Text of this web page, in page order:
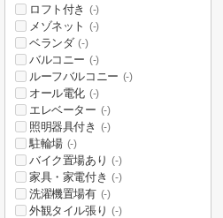
ロフト付き (-)
メゾネット (-)
ベランダ (-)
バルコニー (-)
ルーフバルコニー (-)
オール電化 (-)
エレベーター (-)
照明器具付き (-)
駐輪場 (-)
バイク置場あり (-)
家具・家電付き (-)
洗濯機置場有 (-)
外観タイル張り (-)